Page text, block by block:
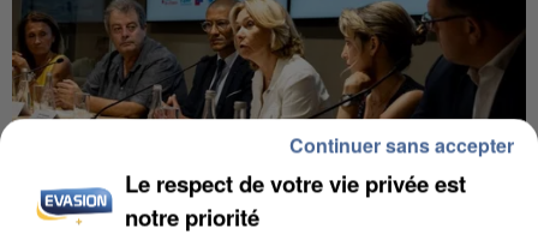
Le respect de votre vie privée est
notre priorité
Continuer sans accepter